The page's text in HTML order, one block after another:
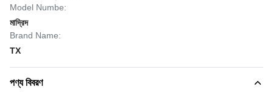
Model Numbe:
মাদ্রিদ
Brand Name:
TX
পণ্য বিবরণ